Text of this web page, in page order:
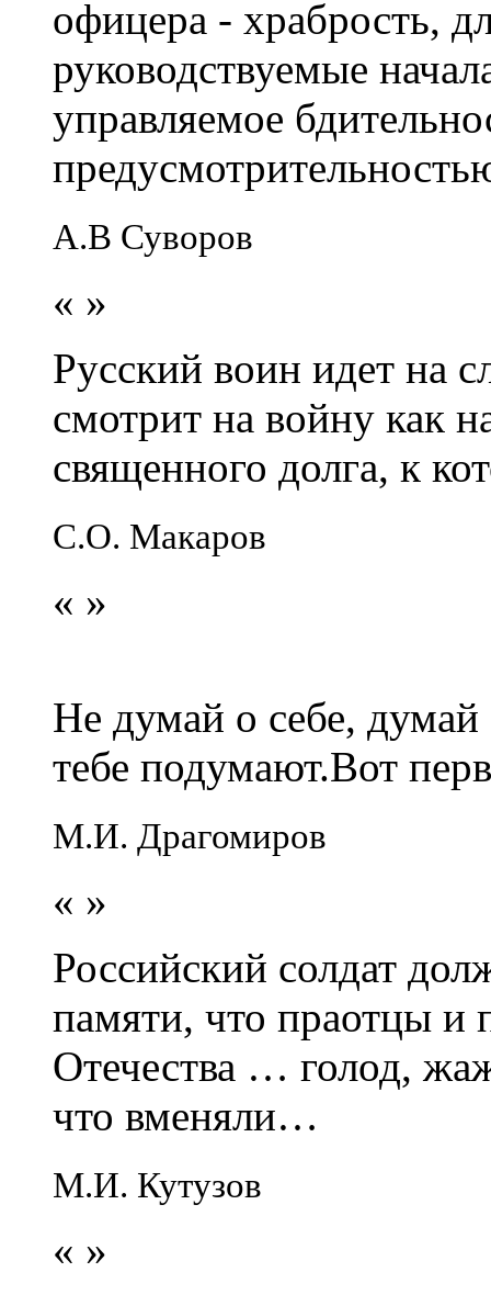
офицера - храбрость,
руководствуемые
управляемое
А.В Суворов
« »
Русский воин идет на
смотрит на войну как
священного долга, к
С.О. Макаров
« »
Не думай о себе,
тебе подумают.Вот
М.И. Драгомиров
« »
Российский солдат
памяти, что праотцы и
Отечества … голод,
что вменяли…
М.И. Кутузов
« »